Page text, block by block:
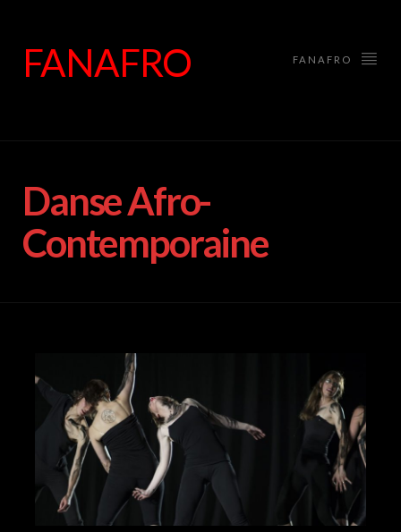
FANAFRO FANAFRO
Danse Afro-
Contemporaine